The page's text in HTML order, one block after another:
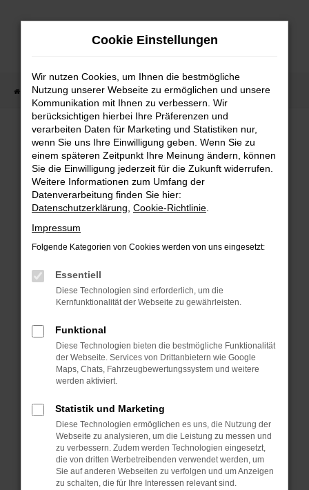
Zum
Startseite Fahrzeugangebote Fahrzeugbestand
FEHLER: NETWORK ERROR
Beim Laden ist ein Fehler aufgetreten.
Hier sind ein paar Tipps, die dir helfen können:
Überprüfe deine Firewall und deine
Laden andere Webseiten, zum Beispiel deine
Suchmaschine?
Prüfe deine Browsererweiterungen.
Manche Erweiterungen, wie Werbeblocker,
verhindern. Funktioniert die Seite in einem
anderen Browser oder in einem privaten
Fenster?
Starte dein Gerät neu.
Probleme zu beheben.
Stelle sicher, dass dein Browser und dein
Betriebssystem auf dem neuesten Stand
sind.
Veraltete Software birgt nicht nur ein
Cookie Einstellungen
Wir nutzen Cookies, um Ihnen die bestmögliche
Nutzung unserer Webseite zu ermöglichen und unsere
Kommunikation mit Ihnen zu verbessern. Wir
berücksichtigen hierbei Ihre Präferenzen und
verarbeiten Daten für Marketing und Statistiken nur,
wenn Sie uns Ihre Einwilligung geben. Wenn Sie zu
einem späteren Zeitpunkt Ihre Meinung ändern, können
Sie die Einwilligung jederzeit für die Zukunft widerrufen.
Weitere Informationen zum Umfang der
Datenverarbeitung finden Sie hier:
Datenschutzerklärung Cookie-Richtlinie
Impressum
Folgende Kategorien von Cookies werden von uns eingesetzt:
Essentiell
Diese Technologien sind erforderlich, um die
Kernfunktionalität der Webseite zu gewährleisten.
Funktional
Diese Technologien bieten die bestmögliche Funktionalität
der Webseite. Services von Drittanbietern wie Google
Maps, Chats, Fahrzeugbewertungssystem und weitere
werden aktiviert.
Statistik und Marketing
Diese Technologien ermöglichen es uns, die Nutzung der
Webseite zu analysieren, um die Leistung zu messen und
zu verbessern. Zudem werden Technologien eingesetzt,
die von dritten Werbetreibenden verwendet werden, um
Sie auf anderen Webseiten zu verfolgen und um Anzeigen
zu schalten, die für Ihre Interessen relevant sind.